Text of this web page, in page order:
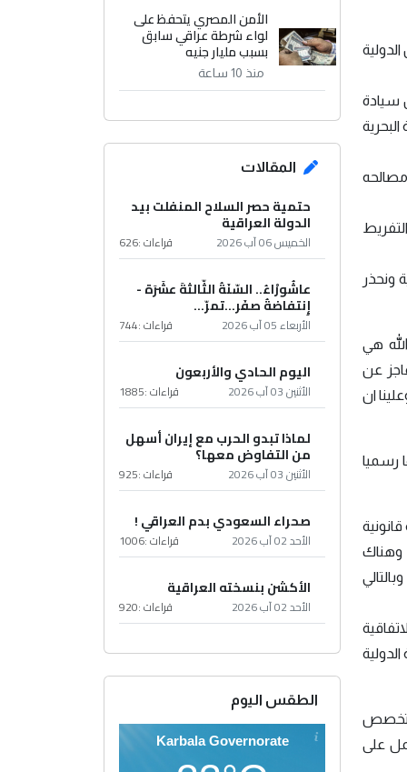
سيادة
مصالحه
ونحذر
هي
عن
البحرية ،وعلينا ان
في مؤتمر جنيف اقرتها رسميا
قانونية
وهناك
متخصص
على
الأمن المصري يتحفظ على
لواء شرطة عراقي سابق
بسبب مليار جنيه
منذ 10 ساعة
المقالات
حتمية حصر السلاح المنفلت بيد
الدولة العراقية
الخميس 06 آب 2026 قراءات :626
عاشُورْاءُ.. السّنَةُ الثّالثةَ عشَرَة -
إِنتفاضةُ صفَر…تمرّ...
الأربعاء 05 آب 2026 قراءات :744
اليوم الحادي والأربعون
الأثنين 03 آب 2026 قراءات :1885
لماذا تبدو الحرب مع إيران أسهل
من التفاوض معها؟
الأثنين 03 آب 2026 قراءات :925
صحراء السعودي بدم العراقي !
الأحد 02 آب 2026 قراءات :1006
الأكشن بنسخته العراقية
الأحد 02 آب 2026 قراءات :920
الطقس اليوم
Karbala Governorate